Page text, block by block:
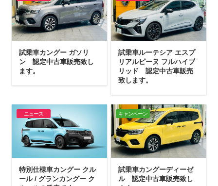
試乗車カングー ガソリ
ン 認定中古車販売致し
ます。
試乗車ルーテシア エスプ
リアルピーヌ フルハイブ
リッド 認定中古車販売
致します。
ニュース
特別仕様車カングー クル
ール / グランカングー ク
キャンペーン
試乗車カングーディーゼ
ル 認定中古車販売致し